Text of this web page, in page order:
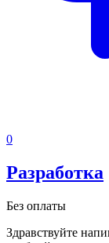
0
Разработка
Без оплаты
Здравствуйте